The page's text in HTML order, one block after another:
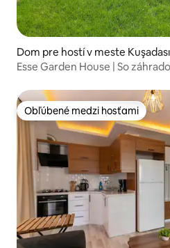
Dom pre hostí v meste Kuşadası
Esse Garden House | So
Obľúbené medzi hosťami
Obľúbené medzi hosťami